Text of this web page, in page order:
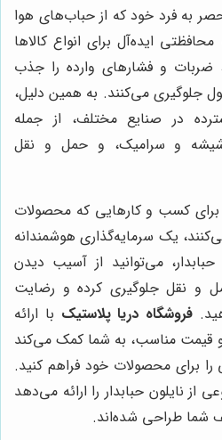
به فرد خود که از حباب‌های هوا
ایده‌آل برای انواع کالاها
ضربات و فشارهای وارده را جذب
جلوگیری می‌کنند. به همین دلیل،
در صنایع مختلف، از جمله
شیشه و سرامیک، و حمل و نقل
برای کسب و کارهایی که محصولات
یک سرمایه‌گذاری هوشمندانه
می‌توانید از آسیب دیدن
و نقل جلوگیری کرده و رضایت
فروشگاه دریا پلاستیک با ارائه
و قیمت مناسب، به شما کمک می‌کند
برای محصولات خود فراهم کنید.
از نایلون حبابدار را ارائه می‌دهد
شما طراحی شده‌اند.